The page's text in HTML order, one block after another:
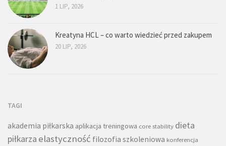
1 LIP, 2026
Kreatyna HCL – co warto wiedzieć przed zakupem
20 LIP, 2026
TAGI
akademia piłkarska aplikacja treningowa core stability dieta
piłkarza elastyczność filozofia szkoleniowa konferencja